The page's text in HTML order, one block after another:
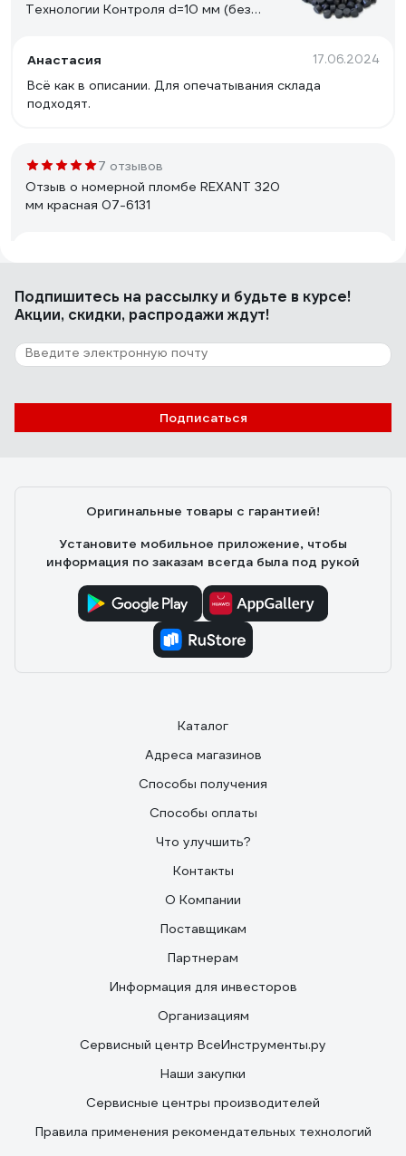
Технологии Контроля d=10 мм (без
Анастасия
17.06.2024
Всё как в описании. Для опечатывания склада
подходят.
7 отзывов
Отзыв о номерной пломбе REXANT 320
мм красная 07-6131
9 отзывов
Отзыв о номерной пломбе ЕВРОПАРТНЕР
Михаил Б. 10.06.2025
Подпишитесь на рассылкуи будьте в курсе!
Акции, скидки, распродажи ждут!
Подписаться
Оригинальные товары с гарантией!
Установите мобильное приложение, чтобы
информация по заказам всегда была под рукой
Каталог
Адреса магазинов
Способы получения
Способы оплаты
Что улучшить?
Контакты
О Компании
Поставщикам
Партнерам
Информация для инвесторов
Организациям
Сервисный центр ВсеИнструменты.ру
Наши закупки
Сервисные центры производителей
Правила применения рекомендательных технологий